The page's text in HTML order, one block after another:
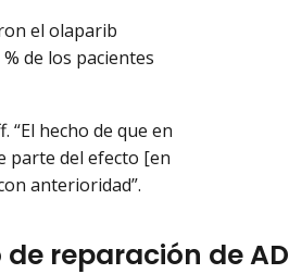
el olaparib
de los pacientes
“El hecho de que en
parte del efecto [en
anterioridad”.
reparación de